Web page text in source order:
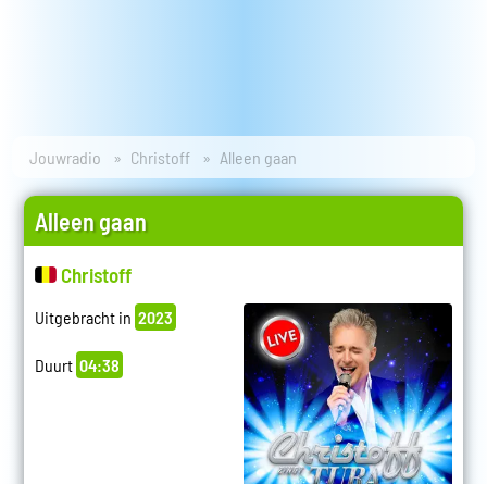
Jouwradio Christoff Alleen gaan
Alleen gaan
Christoff
Uitgebracht in 2023
Duurt 04:38